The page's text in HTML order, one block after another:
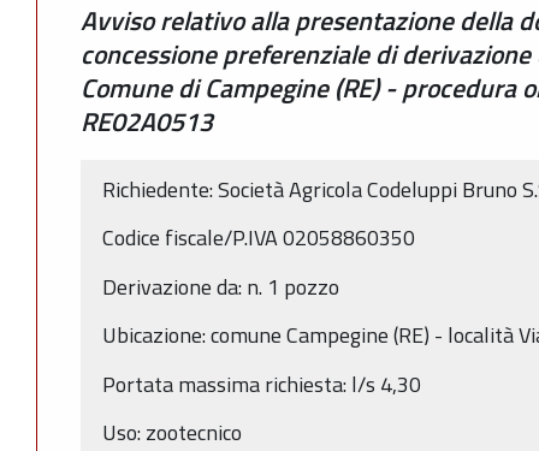
Avviso relativo alla presentazione della
concessione preferenziale di
Comune di Campegine (RE) -
RE02A0513
Richiedente: Società Agricola Codeluppi Bruno
Codice fiscale/P.IVA 02058860350
Derivazione da: n. 1 pozzo
Ubicazione: comune Campegine (RE) - località
Portata massima richiesta: l/s 4,30
Uso: zootecnico